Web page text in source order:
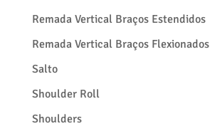
Remada Vertical Braços Estendidos
Remada Vertical Braços Flexionados
Salto
Shoulder Roll
Shoulders